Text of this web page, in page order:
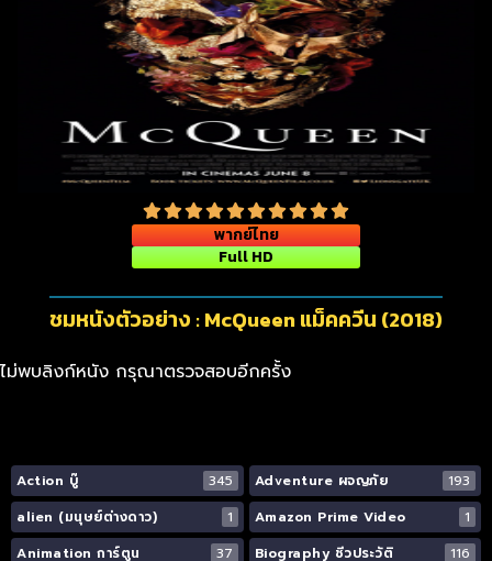
พากย์ไทย
Full HD
ชมหนังตัวอย่าง : McQueen แม็คควีน (2018)
ไม่พบลิงก์หนัง กรุณาตรวจสอบอีกครั้ง
Action บู๊ 345 Adventure ผจญภัย
193
alien (มนุษย์ต่างดาว)
1 Amazon Prime Video
1
Animation การ์ตูน
37 Biography ชีวประวัติ 116